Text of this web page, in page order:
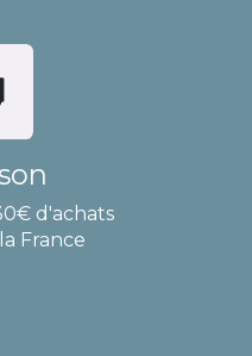
d'achats
France